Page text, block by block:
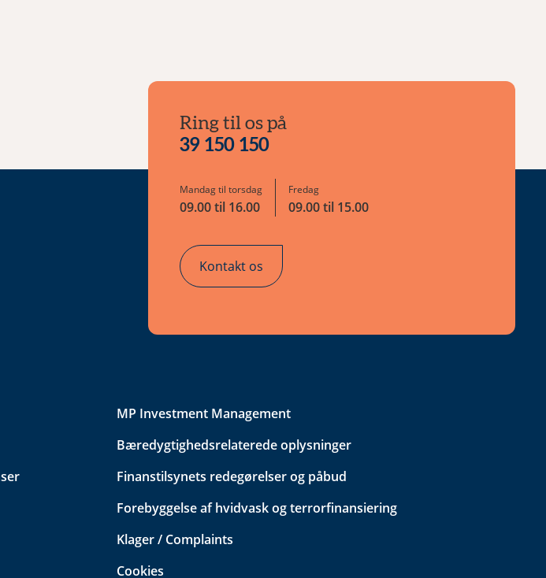
Ring til os på
39 150 150
Mandag til torsdag
09.00 til 16.00
Fredag
09.00 til 15.00
Kontakt os
MP Investment Management
Bæredygtighedsrelaterede oplysninger
Finanstilsynets redegørelser og påbud
Forebyggelse af hvidvask og terrorfinansiering
Klager / Complaints
Cookies